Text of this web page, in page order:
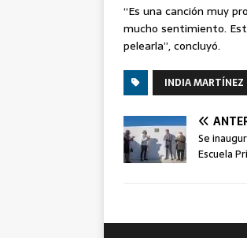
“Es una canción muy
mucho sentimiento.
pelearla”, concluyó.
INDIA MARTÍNEZ
Se
Escuela